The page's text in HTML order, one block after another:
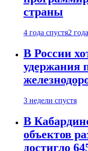
страны
4 года спустя2
В России
удержания
3 недели спустя
В
объектов
достигло